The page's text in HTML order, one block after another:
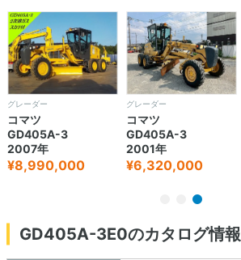
グレーダー
コマツ
GD405A-3
2007年
¥8,990,000
グレーダー
コマツ
GD405A-3
2001年
¥6,320,000
GD405A-3E0のカタログ情報